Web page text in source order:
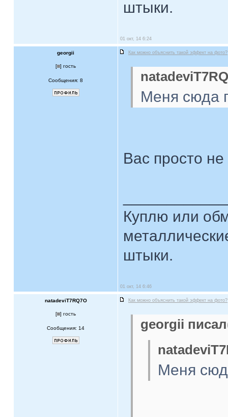
штыки.
01 окт, 14 6:24
georgii Как можно объяснить такой эффект на фото?
[ ] гость
Сообщения: 8
Меня сюда
Вас просто
Куплю или
штыки.
01 окт, 14 6:46
natadeviT7RQ7O Как можно объяснить такой эффект на фото?
[ ] гость
Сообщения: 14
georgii
Меня